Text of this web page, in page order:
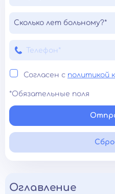
Сколько лет больному?*
Согласен с политикой
*Обязательные поля
Оглавление